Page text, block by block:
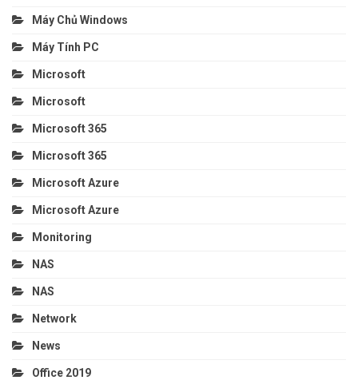
Máy Chủ Windows
Máy Tính PC
Microsoft
Microsoft
Microsoft 365
Microsoft 365
Microsoft Azure
Microsoft Azure
Monitoring
NAS
NAS
Network
News
Office 2019